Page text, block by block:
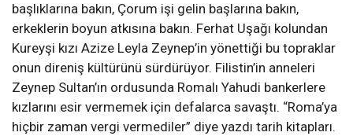
başlıklarına bakın, Çorum işi gelin başlarına bakın,
erkeklerin boyun atkısına bakın. Ferhat Uşağı kolundan
Kureyşi kızı Azize Leyla Zeynep’in yönettiği bu topraklar
onun direniş kültürünü sürdürüyor. Filistin’in anneleri
Zeynep Sultan’ın ordusunda Romalı Yahudi bankerlere
kızlarını esir vermemek için defalarca savaştı. “Roma’ya
hiçbir zaman vergi vermediler” diye yazdı tarih kitapları.